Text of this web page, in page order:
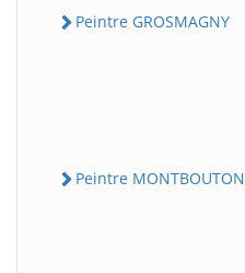
Peintre GROSMAGNY
Peintre MONTBOUTON